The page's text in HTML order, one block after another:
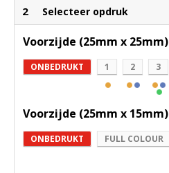
2 Selecteer opdruk
Voorzijde (25mm x 25mm)
ONBEDRUKT 1 2 3
Voorzijde (25mm x 15mm)
ONBEDRUKT FULL COLOUR